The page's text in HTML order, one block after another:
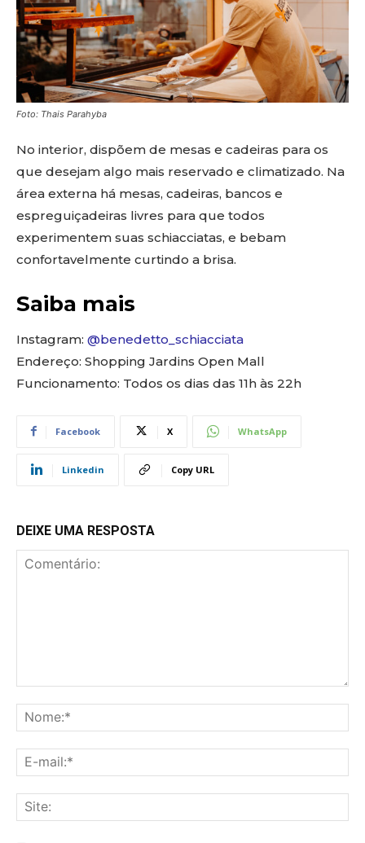
Foto: Thais Parahyba
No interior, dispõem de mesas e cadeiras para os
que desejam algo mais reservado e climatizado. Na
área externa há mesas, cadeiras, bancos e
espreguiçadeiras livres para que todos
experimentem suas schiacciatas, e bebam
confortavelmente curtindo a brisa.
Saiba mais
Instagram: @benedetto_schiacciata
Endereço: Shopping Jardins Open Mall
Funcionamento: Todos os dias das 11h às 22h
Facebook X WhatsApp
Linkedin Copy URL
DEIXE UMA RESPOSTA